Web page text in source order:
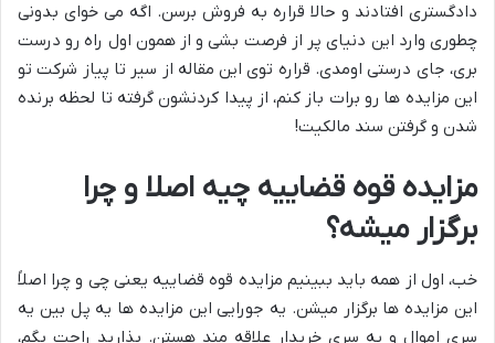
دادگستری افتادند و حالا قراره به فروش برسن. اگه می خوای بدونی
چطوری وارد این دنیای پر از فرصت بشی و از همون اول راه رو درست
بری، جای درستی اومدی. قراره توی این مقاله از سیر تا پیاز شرکت تو
این مزایده ها رو برات باز کنم، از پیدا کردنشون گرفته تا لحظه برنده
شدن و گرفتن سند مالکیت!
مزایده قوه قضاییه چیه اصلا و چرا
برگزار میشه؟
خب، اول از همه باید ببینیم مزایده قوه قضاییه یعنی چی و چرا اصلاً
این مزایده ها برگزار میشن. یه جورایی این مزایده ها یه پل بین یه
سری اموال و یه سری خریدار علاقه مند هستن. بذارید راحت بگم،